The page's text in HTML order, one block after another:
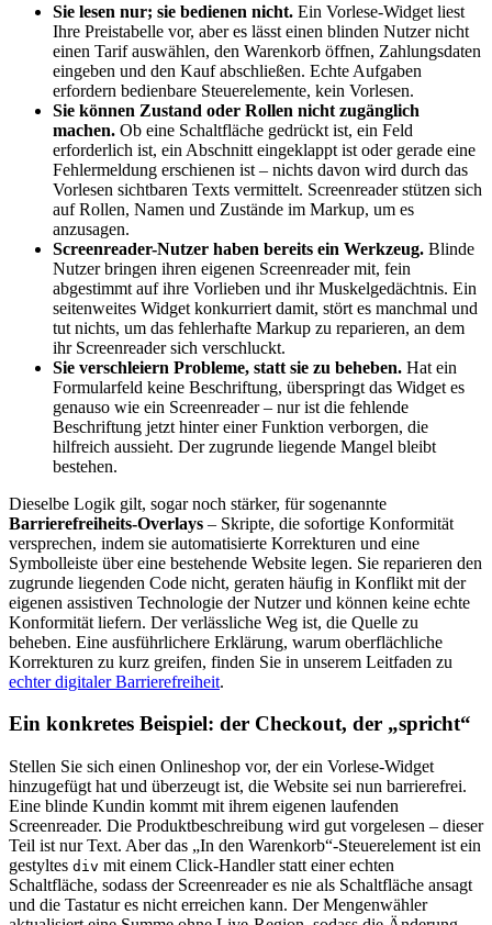
Sie lesen nur; sie bedienen nicht. Ein Vorlese-Widget liest
Ihre Preistabelle vor, aber es lässt einen blinden Nutzer nicht
einen Tarif auswählen, den Warenkorb öffnen, Zahlungsdaten
eingeben und den Kauf abschließen. Echte Aufgaben
erfordern bedienbare Steuerelemente, kein Vorlesen.
Sie können Zustand oder Rollen nicht zugänglich
machen. Ob eine Schaltfläche gedrückt ist, ein Feld
erforderlich ist, ein Abschnitt eingeklappt ist oder gerade eine
Fehlermeldung erschienen ist – nichts davon wird durch das
Vorlesen sichtbaren Texts vermittelt. Screenreader stützen sich
auf Rollen, Namen und Zustände im Markup, um es
anzusagen.
Screenreader-Nutzer haben bereits ein Werkzeug. Blinde
Nutzer bringen ihren eigenen Screenreader mit, fein
abgestimmt auf ihre Vorlieben und ihr Muskelgedächtnis. Ein
seitenweites Widget konkurriert damit, stört es manchmal und
tut nichts, um das fehlerhafte Markup zu reparieren, an dem
ihr Screenreader sich verschluckt.
Sie verschleiern Probleme, statt sie zu beheben. Hat ein
Formularfeld keine Beschriftung, überspringt das Widget es
genauso wie ein Screenreader – nur ist die fehlende
Beschriftung jetzt hinter einer Funktion verborgen, die
hilfreich aussieht. Der zugrunde liegende Mangel bleibt
bestehen.
Dieselbe Logik gilt, sogar noch stärker, für sogenannte
Barrierefreiheits-Overlays – Skripte, die sofortige Konformität
versprechen, indem sie automatisierte Korrekturen und eine
Symbolleiste über eine bestehende Website legen. Sie reparieren den
zugrunde liegenden Code nicht, geraten häufig in Konflikt mit der
eigenen assistiven Technologie der Nutzer und können keine echte
Konformität liefern. Der verlässliche Weg ist, die Quelle zu
beheben. Eine ausführlichere Erklärung, warum oberflächliche
Korrekturen zu kurz greifen, finden Sie in unserem Leitfaden zu
echter digitaler Barrierefreiheit.
Ein konkretes Beispiel: der Checkout, der „spricht“
Stellen Sie sich einen Onlineshop vor, der ein Vorlese-Widget
hinzugefügt hat und überzeugt ist, die Website sei nun barrierefrei.
Eine blinde Kundin kommt mit ihrem eigenen laufenden
Screenreader. Die Produktbeschreibung wird gut vorgelesen – dieser
Teil ist nur Text. Aber das „In den Warenkorb“-Steuerelement ist ein
gestyltes div mit einem Click-Handler statt einer echten
Schaltfläche, sodass der Screenreader es nie als Schaltfläche ansagt
und die Tastatur es nicht erreichen kann. Der Mengenwähler